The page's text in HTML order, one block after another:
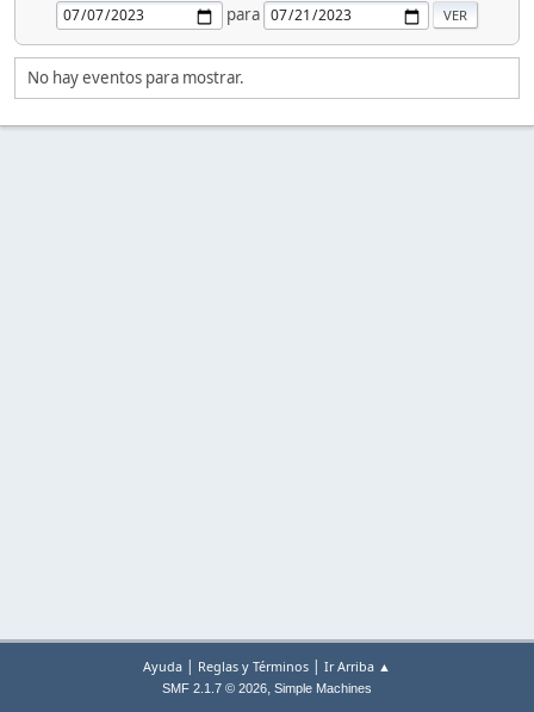
para
No hay eventos para mostrar.
Ayuda | Reglas y Términos | Ir Arriba ▲
SMF 2.1.7 © 2026, Simple Machines